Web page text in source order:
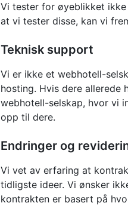
Vi tester for øyeblikket ikke
at vi tester disse, kan vi
Teknisk support
Vi er ikke et webhotell-
hosting. Hvis dere allerede
webhotell-selskap, hvor vi
opp til dere.
Endringer og
Vi vet av erfaring at
tidligste ideer. Vi ønsker
kontrakten er basert på